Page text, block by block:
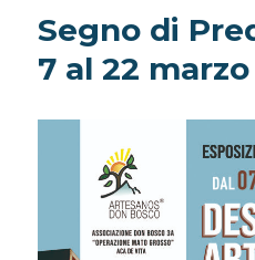
Segno di
7 al 22 marzo